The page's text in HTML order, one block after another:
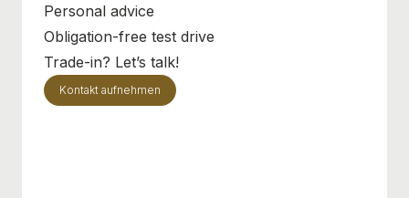
Personal advice
Obligation-free test drive
Trade-in? Let’s talk!
Kontakt aufnehmen